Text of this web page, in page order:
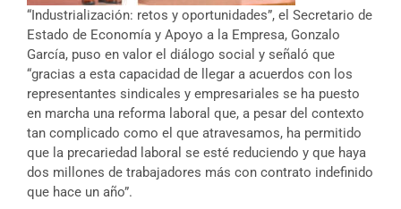
“Industrialización: retos y oportunidades”, el Secretario de
Estado de Economía y Apoyo a la Empresa, Gonzalo
García, puso en valor el diálogo social y señaló que
“gracias a esta capacidad de llegar a acuerdos con los
representantes sindicales y empresariales se ha puesto
en marcha una reforma laboral que, a pesar del contexto
tan complicado como el que atravesamos, ha permitido
que la precariedad laboral se esté reduciendo y que haya
dos millones de trabajadores más con contrato indefinido
que hace un año”.